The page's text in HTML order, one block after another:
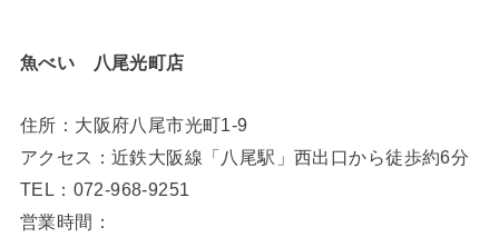
魚べい 八尾光町店
住所：大阪府八尾市光町1-9
アクセス：近鉄大阪線「八尾駅」西出口から徒歩約6分
TEL：072-968-9251
営業時間：